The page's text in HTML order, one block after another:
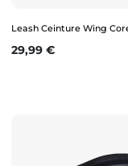
Leash Ceinture Wing
Prix
29,99 €